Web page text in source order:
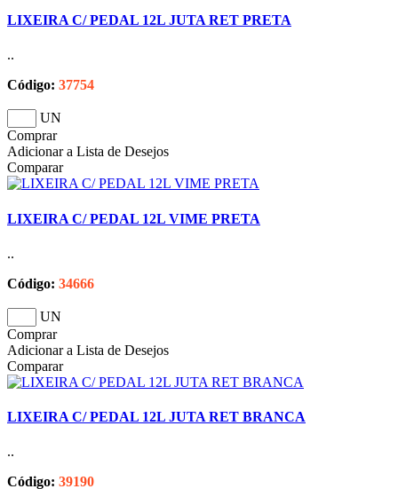
LIXEIRA C/ PEDAL 12L JUTA RET PRETA
..
Código: 37754
UN
Comprar
Adicionar a Lista de Desejos
Comparar
LIXEIRA C/ PEDAL 12L VIME PRETA
..
Código: 34666
UN
Comprar
Adicionar a Lista de Desejos
Comparar
LIXEIRA C/ PEDAL 12L JUTA RET BRANCA
..
Código: 39190